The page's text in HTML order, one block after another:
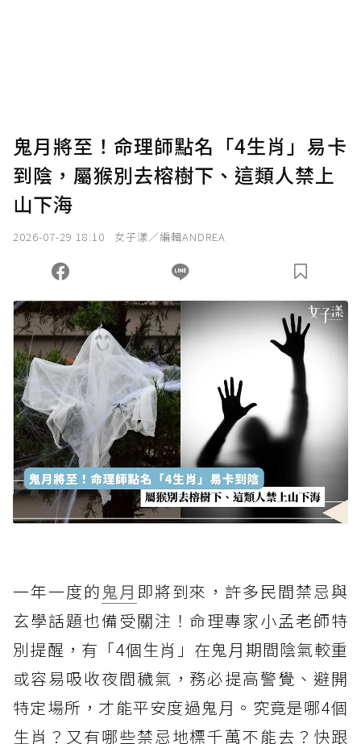
確認送出
您當前剩餘 U 利點數：0點；前往 購買點數
鬼月將至！命理師點名「4生肖」易卡
到陰，屬猴別去榕樹下、這類人禁上
山下海
2026-07-29 18:10 女子漾／編輯ANDREA
一年一度的鬼月 即將到來，許多民間禁忌與
玄學話題也備受關注！命理專家小孟老師特
別提醒，有「4個生肖」在鬼月期間陰氣較重
或容易吸收夜間穢氣，務必提高警覺、避開
特定場所，才能平安度過鬼月。究竟是哪4個
生肖？又有哪些禁忌地標千萬不能去？快跟